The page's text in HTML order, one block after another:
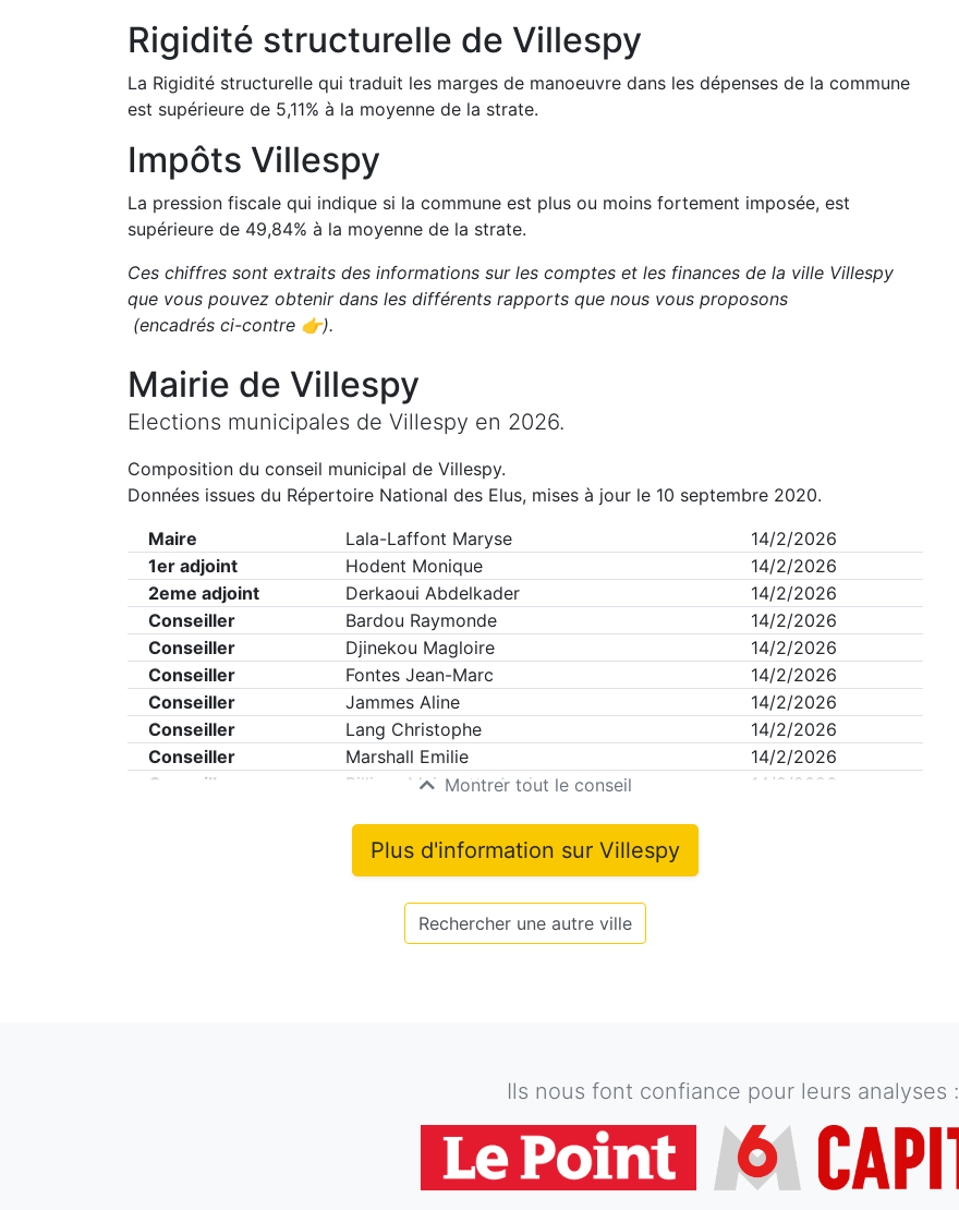
Rigidité structurelle de Villespy
La Rigidité structurelle qui traduit les marges de manoeuvre dans les dépenses de la commune
est supérieure de 5,11% à la moyenne de la strate.
Impôts Villespy
La pression fiscale qui indique si la commune est plus ou moins fortement imposée, est
supérieure de 49,84% à la moyenne de la strate.
Ces chiffres sont extraits des informations sur les comptes et les finances de la ville Villespy
que vous pouvez obtenir dans les différents rapports que nous vous proposons
(encadrés ci-contre 👉).
Mairie de Villespy
Elections municipales de Villespy en 2026.
Composition du conseil municipal de Villespy.
Données issues du Répertoire National des Elus, mises à jour le 10 septembre 2020.
Maire
Lala-Laffont Maryse
14/2/2026
1er adjoint
Hodent Monique
14/2/2026
2eme adjoint
Derkaoui Abdelkader
14/2/2026
Conseiller
Bardou Raymonde
14/2/2026
Conseiller
Djinekou Magloire
14/2/2026
Conseiller
Fontes Jean-Marc
14/2/2026
Conseiller
Jammes Aline
14/2/2026
Conseiller
Lang Christophe
14/2/2026
Conseiller
Marshall Emilie
14/2/2026
Conseiller
Pilliere-Meignotte Annie 14/2/2026
Montrer tout le conseil
Plus d'information sur Villespy
Rechercher une autre ville
Ils nous font confiance pour leurs analyses :